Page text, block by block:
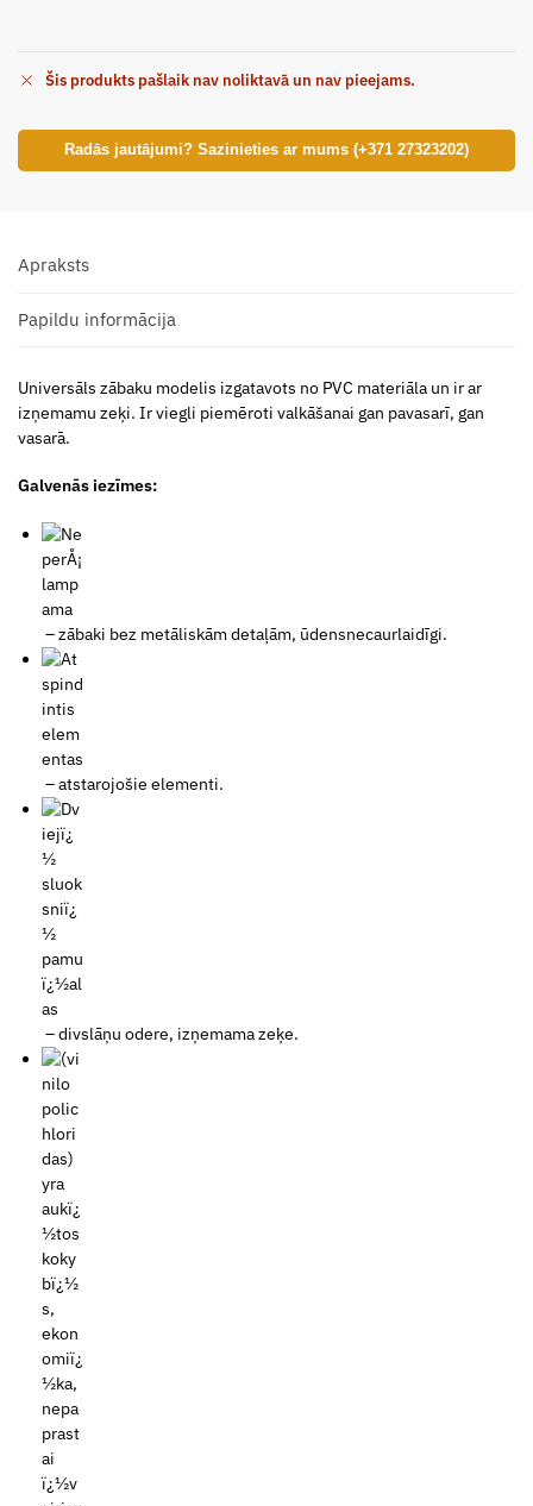
Šis produkts pašlaik nav noliktavā un nav pieejams.
Radās jautājumi? Sazinieties ar mums (+371 27323202)
Apraksts
Papildu informācija
Universāls zābaku modelis izgatavots no PVC materiāla un ir ar
izņemamu zeķi. Ir viegli piemēroti valkāšanai gan pavasarī, gan
vasarā.
Galvenās iezīmes:
– zābaki bez metāliskām detaļām, ūdensnecaurlaidīgi.
– atstarojošie elementi.
– divslāņu odere, izņemama zeķe.